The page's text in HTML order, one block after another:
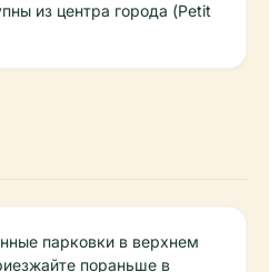
из центра города (Petit
парковки в верхнем
пораньше в